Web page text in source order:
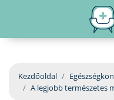
EGÉSZSÉGKÖNYVTÁR
BETEGSÉGKALAUZ
Kezdőoldal
A legjobb természetes